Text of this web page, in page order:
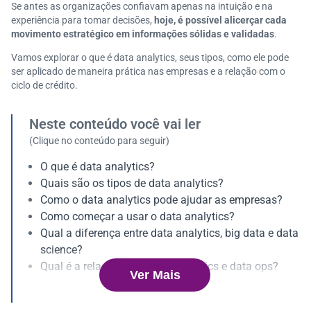
Se antes as organizações confiavam apenas na intuição e na
experiência para tomar decisões, hoje, é possível alicerçar cada
movimento estratégico em informações sólidas e validadas.
Vamos explorar o que é data analytics, seus tipos, como ele pode
ser aplicado de maneira prática nas empresas e a relação com o
ciclo de crédito.
Neste conteúdo você vai ler
(Clique no conteúdo para seguir)
O que é data analytics?
Quais são os tipos de data analytics?
Como o data analytics pode ajudar as empresas?
Como começar a usar o data analytics?
Qual a diferença entre data analytics, big data e data
science?
Qual é a relação entre data analytics e data ops?
A Serasa Experian é a primeira Datatech do Brasil!
Ver Mais